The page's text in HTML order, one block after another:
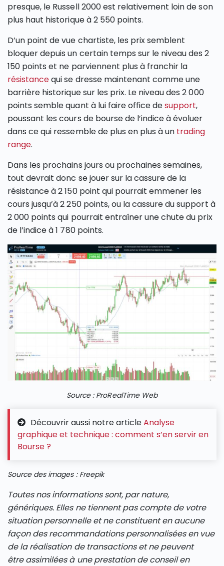
presque, le Russell 2000 est relativement loin de son
plus haut historique à 2 550 points.
D’un point de vue chartiste, les prix semblent
bloquer depuis un certain temps sur le niveau des 2
150 points et ne parviennent plus à franchir la
résistancequi se dresse maintenant comme une
barrière historique sur les prix. Le niveau des 2 000
points semble quant à lui faire office desupport,
poussant les cours de bourse de l’indice à évoluer
dans ce qui ressemble de plus en plus à un trading
range.
Dans les prochains jours ou prochaines semaines,
tout devrait donc se jouer sur la cassure de la
résistance à 2 150 point qui pourrait emmener les
cours jusqu’à 2 250 points, ou la cassure du support à
2 000 points qui pourrait entraîner une chute du prix
de l’indice à 1 780 points.
Source : ProRealTime Web
Découvrir aussi notre articleAnalyse
graphique et technique : comment s’en servir en
Bourse ?
Source des images : Freepik
Toutes nos informations sont, par nature,
génériques. Elles ne tiennent pas compte de votre
situation personnelle et ne constituent en aucune
façon des recommandations personnalisées en vue
de la réalisation de transactions et ne peuvent
être assimilées à une prestation de conseil en